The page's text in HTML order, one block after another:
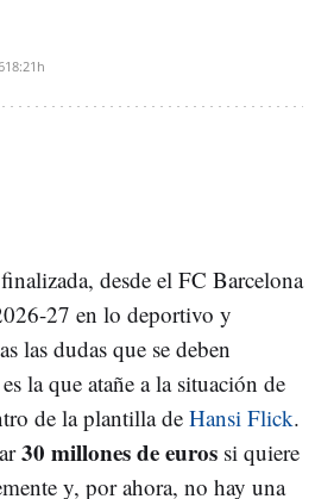
18:21h
desde el FC Barcelona
27 en lo deportivo y
las dudas que se deben
la que atañe a la situación de
de la plantilla deHansi Flick.
30 millones de euros si quiere
y, por ahora, no hay una